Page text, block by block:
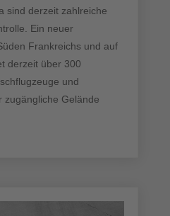
sind derzeit zahlreiche
Ein neuer
Frankreichs und auf
derzeit über 300
und
zugängliche Gelände